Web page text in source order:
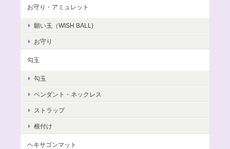
お守り・アミュレット
願い玉（WISH BALL)
お守り
勾玉
勾玉
ペンダント・ネックレス
ストラップ
根付け
ヘキサゴンマット